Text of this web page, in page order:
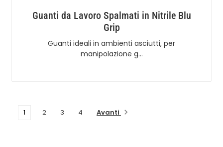
Guanti da Lavoro Spalmati in Nitrile Blu
Grip
Guanti ideali in ambienti asciutti, per
manipolazione g…
1 2 3 4 Avanti